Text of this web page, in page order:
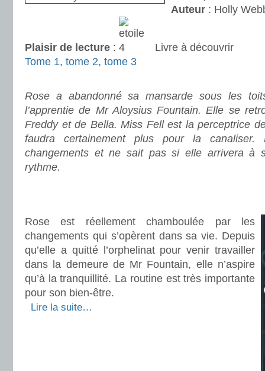
Auteur : Holly
Plaisir de lecture :
Livre à découvrir
Tome 1, tome 2, tome 3
Rose a abandonné sa mansarde sous les
l’apprentie de Mr Aloysius Fountain. Elle se
Freddy et de Bella. Miss Fell est la perceptrice
faudra certainement plus pour la
changements et ne sait pas si elle arrivera à
rythme.
Rose est réellement chamboulée par les
changements qui s’opèrent dans sa vie. Depuis
qu’elle a quitté l’orphelinat pour venir travailler
dans la demeure de Mr Fountain, elle n’aspire
qu’à la tranquillité. La routine est très importante
pour son bien-être.
Lire la suite…